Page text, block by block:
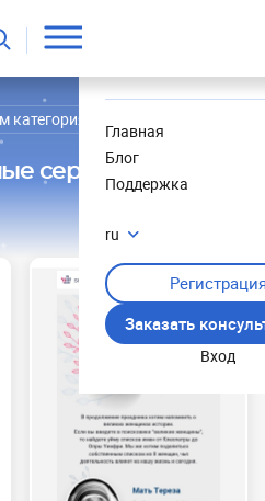
Главная
Блог
Поддержка
ru
Заказать
Вход
категориям
сервисы